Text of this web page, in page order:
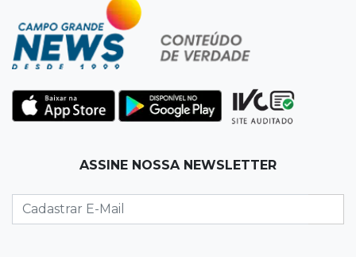
Quando as instituições viram estúdio
06:25Dourados
em caminhão estacionado
Instabilidade avança sobre MS nesta sexta e
ASSINE NOSSA NEWSLETTER